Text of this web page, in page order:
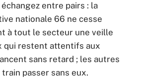
entre pairs : la
nationale 66 ne cesse
à tout le secteur une veille
qui restent attentifs aux
sans retard ; les autres
passer sans eux.